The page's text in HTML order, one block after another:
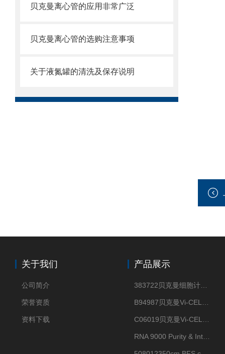
贝克曼离心管的应用非常广泛
贝克曼离心管的选购注意事项
关于液氮罐的清洗及保存说明
关于我们
公司简介
荣誉资质
资料下载
产品展示